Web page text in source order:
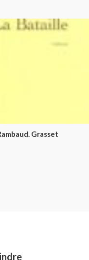
Grasset